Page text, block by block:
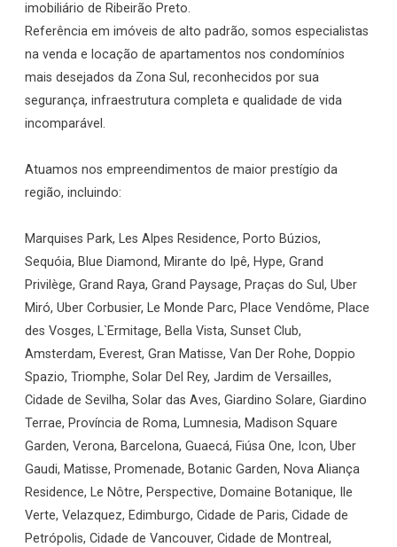
imobiliário de Ribeirão Preto.
Referência em imóveis de alto padrão, somos especialistas
na venda e locação de apartamentos nos condomínios
mais desejados da Zona Sul, reconhecidos por sua
segurança, infraestrutura completa e qualidade de vida
incomparável.
Atuamos nos empreendimentos de maior prestígio da
região, incluindo:
Marquises Park, Les Alpes Residence, Porto Búzios,
Sequóia, Blue Diamond, Mirante do Ipê, Hype, Grand
Privilège, Grand Raya, Grand Paysage, Praças do Sul, Uber
Miró, Uber Corbusier, Le Monde Parc, Place Vendôme, Place
des Vosges, L`Ermitage, Bella Vista, Sunset Club,
Amsterdam, Everest, Gran Matisse, Van Der Rohe, Doppio
Spazio, Triomphe, Solar Del Rey, Jardim de Versailles,
Cidade de Sevilha, Solar das Aves, Giardino Solare, Giardino
Terrae, Província de Roma, Lumnesia, Madison Square
Garden, Verona, Barcelona, Guaecá, Fiúsa One, Icon, Uber
Gaudi, Matisse, Promenade, Botanic Garden, Nova Aliança
Residence, Le Nôtre, Perspective, Domaine Botanique, Ile
Verte, Velazquez, Edimburgo, Cidade de Paris, Cidade de
Petrópolis, Cidade de Vancouver, Cidade de Montreal,